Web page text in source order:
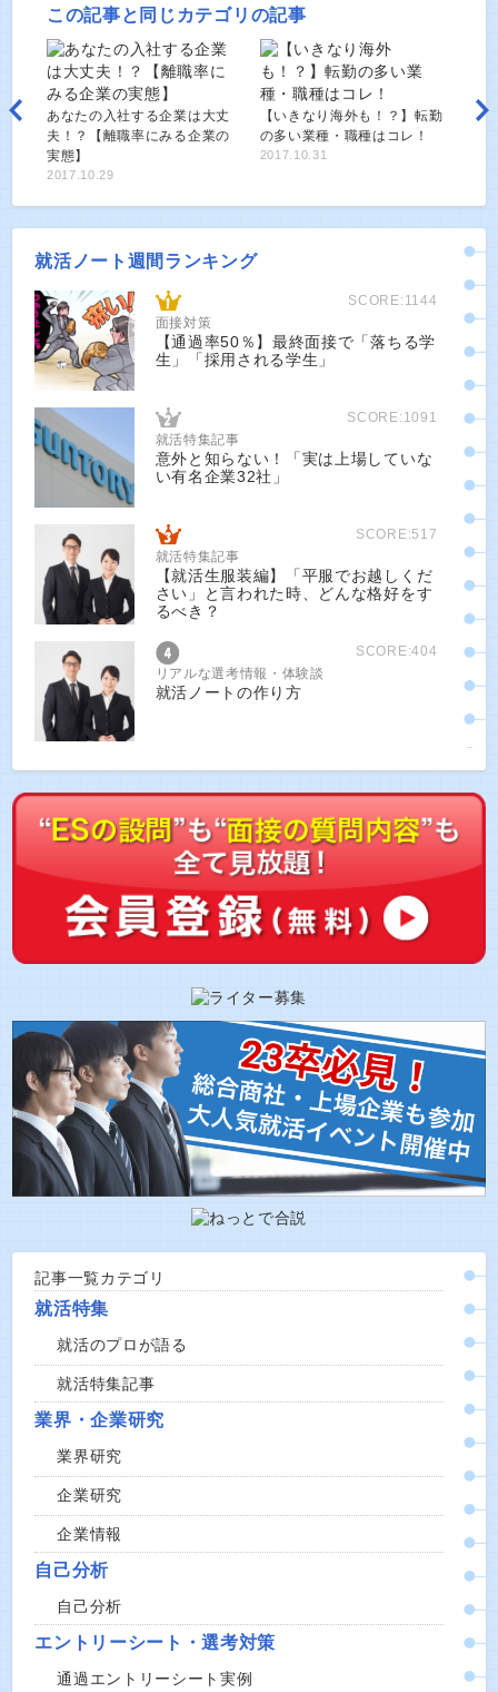
この記事と同じカテゴリの記事
あなたの入社する企業は大丈
夫！？【離職率にみる企業の
実態】
2017.10.29
【いきなり海外も！？】転勤
の多い業種・職種はコレ！
2017.10.31
就活ノート週間ランキング
SCORE:1144
面接対策
【通過率50％】最終面接で「落ちる学
生」「採用される学生」
SCORE:1091
就活特集記事
意外と知らない！「実は上場していな
い有名企業32社」
SCORE:517
就活特集記事
【就活生服装編】「平服でお越しくだ
さい」と言われた時、どんな格好をす
るべき？
SCORE:404
リアルな選考情報・体験談
就活ノートの作り方
記事一覧カテゴリ
就活特集
就活のプロが語る
就活特集記事
業界・企業研究
業界研究
企業研究
企業情報
自己分析
自己分析
エントリーシート・選考対策
通過エントリーシート実例